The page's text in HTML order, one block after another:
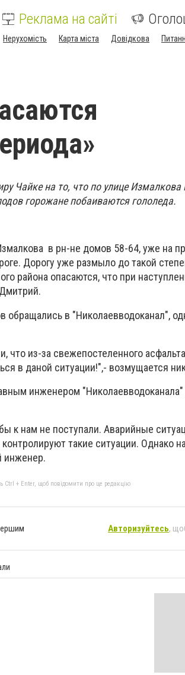
Реклама на сайті
Нерухомість Карта міста Довідкова
Чайке на то, что по улице Измалкова
горожане побаиваются гололеда.
в рн-не домов 58-64, уже на
Дорогу уже размыло до такой
района опасаются, что при
в "Николаевводоканал",
что из-за свежепостеленного
в даной ситуации!",- возмущается
инженером
к нам не поступали. Аварийные
такие ситуации. Однако
инженер.
Ctrl + Enter, щоб повідомити про це редакцію
Авторизуйтесь,